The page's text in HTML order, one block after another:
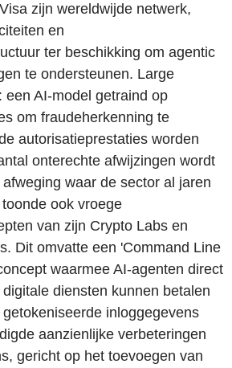
zijn wereldwijde netwerk,
en
ter beschikking om agentic
te ondersteunen. Large
een AI-model getraind op
om fraudeherkenning te
autorisatieprestaties worden
onterechte afwijzingen wordt
waar de sector al jaren
ook vroege
van zijn Crypto Labs en
Dit omvatte een 'Command Line
waarmee AI-agenten direct
diensten kunnen betalen
inloggegevens
aanzienlijke verbeteringen
gericht op het toevoegen van